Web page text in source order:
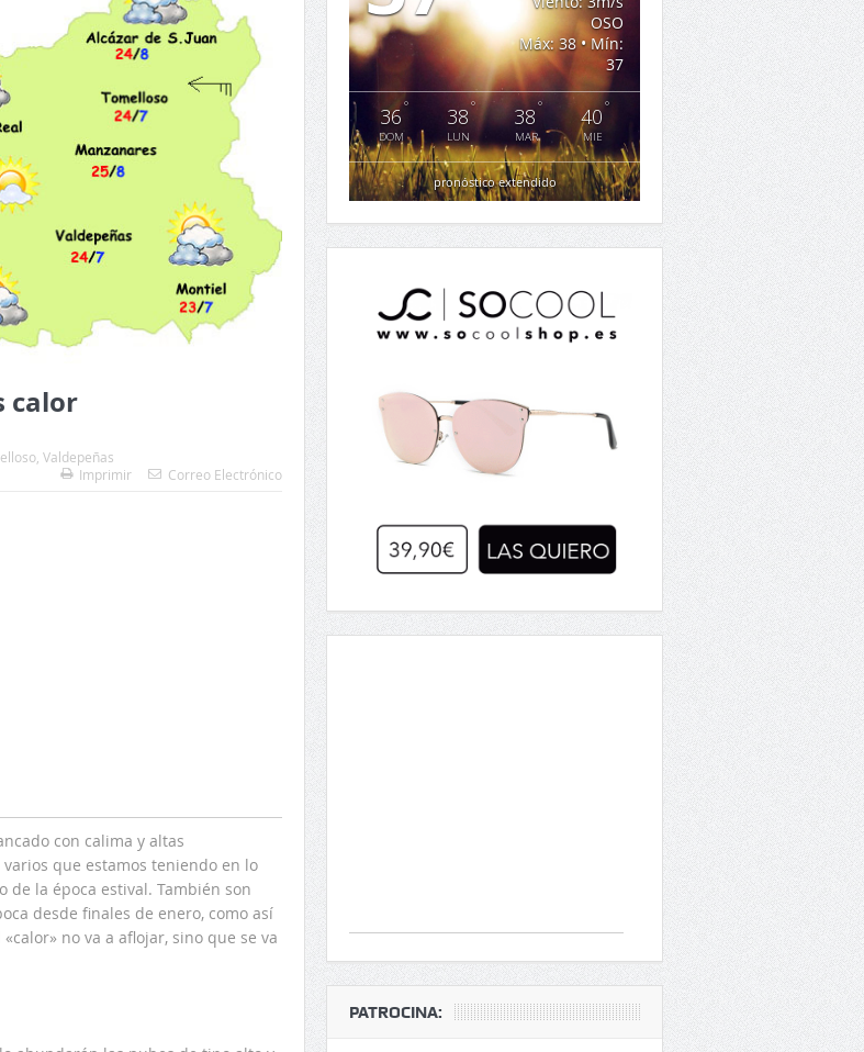
calor
Valdepeñas
Imprimir
Correo Electrónico
con calima y altas
que estamos teniendo en lo
de la época estival. También son
desde finales de enero, como así
no va a aflojar, sino que se va
OSO
Máx: 38 • Mín:
37
36°
DOM
38°
LUN
38°
MAR
40°
MIE
pronóstico extendido
PATROCINA: